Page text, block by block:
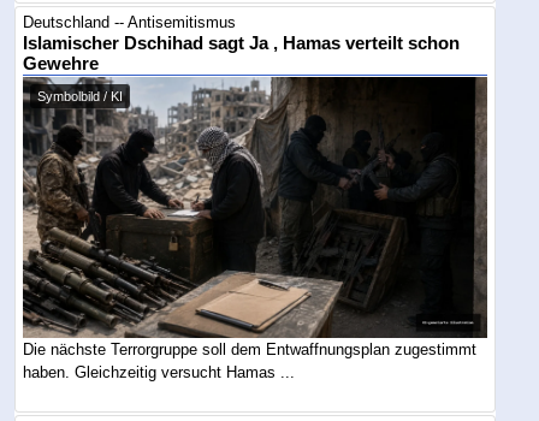
Deutschland -- Antisemitismus
Islamischer Dschihad sagt Ja , Hamas verteilt schon
Gewehre
Symbolbild / KI
Die nächste Terrorgruppe soll dem Entwaffnungsplan zugestimmt
haben. Gleichzeitig versucht Hamas ...